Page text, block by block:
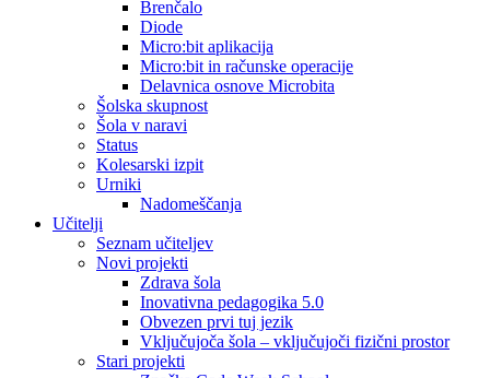
Brenčalo
Diode
Micro:bit aplikacija
Micro:bit in računske operacije
Delavnica osnove Microbita
Šolska skupnost
Šola v naravi
Status
Kolesarski izpit
Urniki
Nadomeščanja
Učitelji
Seznam učiteljev
Novi projekti
Zdrava šola
Inovativna pedagogika 5.0
Obvezen prvi tuj jezik
Vključujoča šola – vključujoči fizični prostor
Stari projekti